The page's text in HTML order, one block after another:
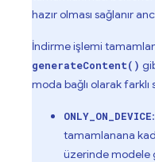
hazır olması sağlanır
İndirme işlemi
generateContent()
moda bağlı olarak farklı
ONLY_ON_DEVICE
tamamlanana
üzerinde modele